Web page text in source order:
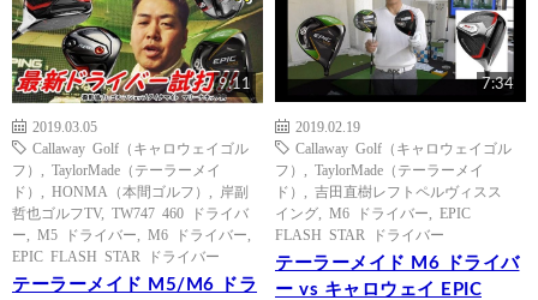
9:11
2019.03.05
Callaway Golf（キャロウェイゴル
フ）
TaylorMade（テーラーメイ
ド）
HONMA（本間ゴルフ）
岸副
哲也ゴルフTV, TW747 460 ドライバ
ー
M5 ドライバー M6 ドライバー
EPIC FLASH STAR ドライバー
テーラーメイド M5/M6 ドラ
7:34
2019.02.19
Callaway Golf（キャロウェイゴル
フ）
TaylorMade（テーラーメイ
ド）
吉田直樹レフトペルヴィスス
イング
M6 ドライバー
EPIC
FLASH STAR ドライバー
テーラーメイド M6 ドライバ
ー vs キャロウェイ EPIC